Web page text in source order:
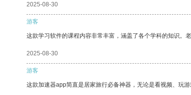
2025-08-30
游客
这款学习软件的课程内容非常丰富，涵盖了各个学科的知识。
2025-08-30
游客
这款加速器app简直是居家旅行必备神器，无论是看视频、玩